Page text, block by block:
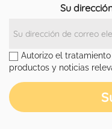
Su
Autorizo el
productos y noticias